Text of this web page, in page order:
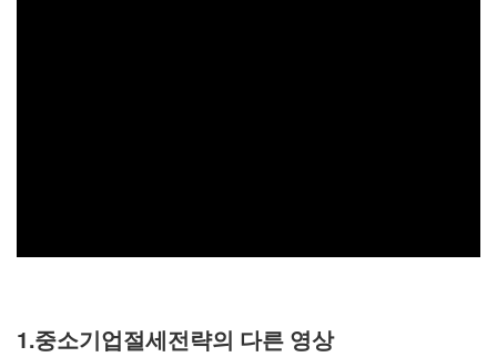
1.중소기업절세전략의 다른 영상